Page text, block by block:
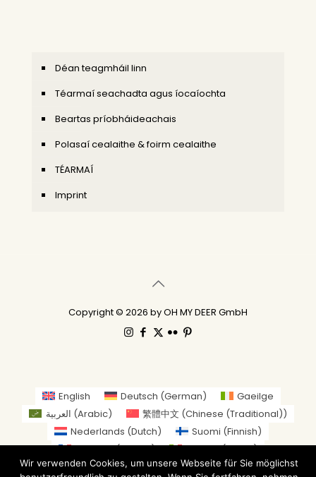
Déan teagmháil linn
Téarmaí seachadta agus íocaíochta
Beartas príobháideachais
Polasaí cealaithe & foirm cealaithe
TÉARMAÍ
Imprint
Copyright © 2026 by OH MY DEER GmbH
English Deutsch (German)
Gaeilge
العربية (Arabic) 繁體中文 (Chinese (Traditional))
Nederlands (Dutch) Suomi (Finnish)
Français(French) Italiano(Italian)
日本語(Japanese)
Wir verwenden Cookies, um unsere Webseite für Sie möglichst